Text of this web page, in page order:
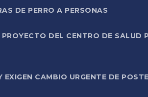
DE PERRO A PERSONAS
DEL CENTRO DE SALUD
CAMBIO URGENTE DE